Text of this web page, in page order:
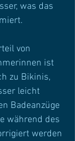
was das
von
ist
zu Bikinis,
leicht
Badeanzüge
während des
werden